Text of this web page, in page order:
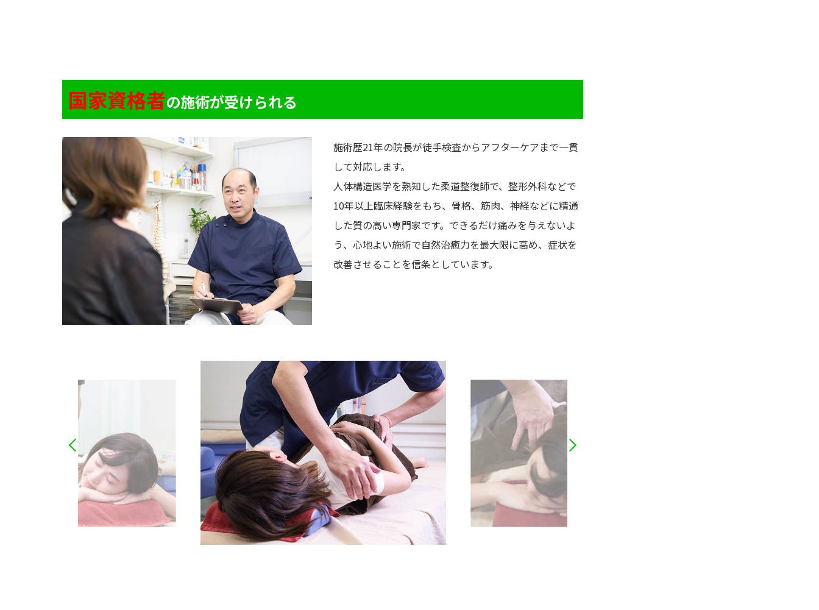
国家資格者の施術が受けられる
施術歴21年の院長が徒手検査からアフターケアまで一貫
して対応します。
人体構造医学を熟知した柔道整復師で、整形外科などで
10年以上臨床経験をもち、骨格、筋肉、神経などに精通
した質の高い専門家です。できるだけ痛みを与えないよ
う、心地よい施術で自然治癒力を最大限に高め、症状を
改善させることを信条としています。